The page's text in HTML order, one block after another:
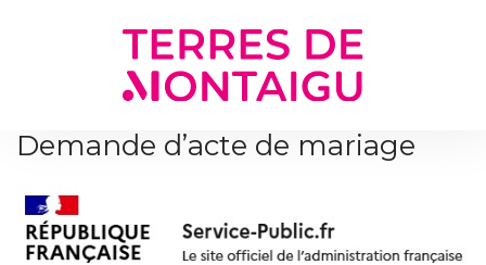
Demande d’acte de mariage